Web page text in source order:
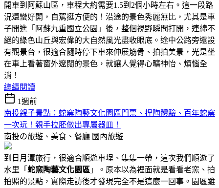
開車到阿蘇山區，車程大約需要1.5到2個小時左右。這一段路
況還蠻好開，自駕挺方便的！沿途的景色秀麗無比，尤其是車
子開進「阿蘇九重國立公園」後，整個視野瞬間打開，連綿不
絕的綠色山丘與宏偉的大自然風光盡收眼底。途中公路旁還設
有觀景台，很適合隨時停下車來伸展筋骨、拍拍美景，光是坐
在車上看著窗外遼闊的景色，就讓人覺得心曠神怡、煩惱全
消！
繼續閱讀
1週前
南投親子景點：蛇窯陶藝文化園區門票、捏陶體驗、百年蛇窯
一次玩！親手拉胚做出專屬器皿！
南投の旅遊、美食、餐廳 國內旅遊
到日月潭旅行，很適合順遊車埕、集集一帶，這次我們順遊了
水里「 蛇窯陶藝文化園區 」。原本以為裡面就是看看老窯、拍
拍照的景點，實際走訪後才發現完全不是這麼一回事。園區雖